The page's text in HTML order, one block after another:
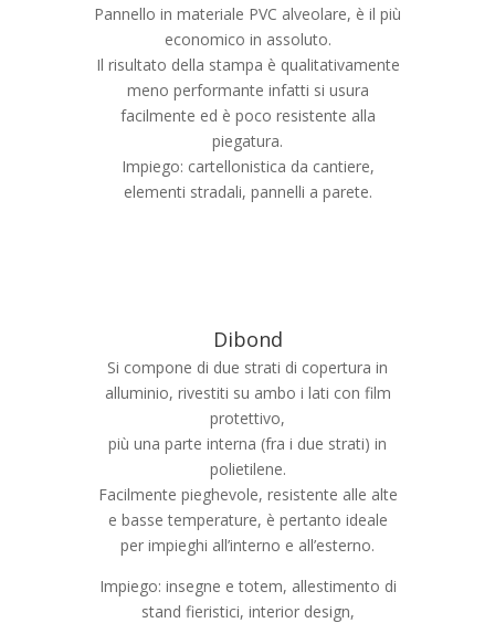
Pannello in materiale PVC alveolare, è il più
economico in assoluto.
Il risultato della stampa è qualitativamente
meno performante infatti si usura
facilmente ed è poco resistente alla
piegatura.
Impiego: cartellonistica da cantiere,
elementi stradali, pannelli a parete.
Dibond
Si compone di due strati di copertura in
alluminio, rivestiti su ambo i lati con film
protettivo,
più una parte interna (fra i due strati) in
polietilene.
Facilmente pieghevole, resistente alle alte
e basse temperature, è pertanto ideale
per impieghi all’interno e all’esterno.
Impiego: insegne e totem, allestimento di
stand fieristici, interior design,